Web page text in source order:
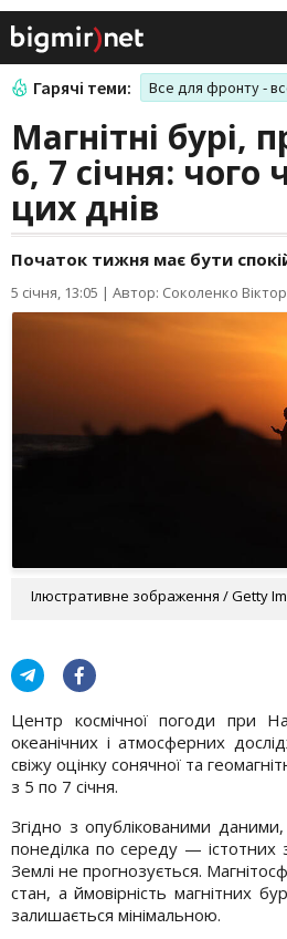
Гарячі теми: Все для фронту -
Магнітні бурі,
6, 7 січня: чого
цих днів
Початок тижня має бути
5 січня, 13:05 | Автор: Соколенко
Ілюстративне зображення / Getty
Центр космічної погоди при
океанічних і атмосферних
свіжу оцінку сонячної та
з 5 по 7 січня.
Згідно з опублікованими
понеділка по середу — істотних
Землі не прогнозується.
стан, а ймовірність магнітних
залишається мінімальною.